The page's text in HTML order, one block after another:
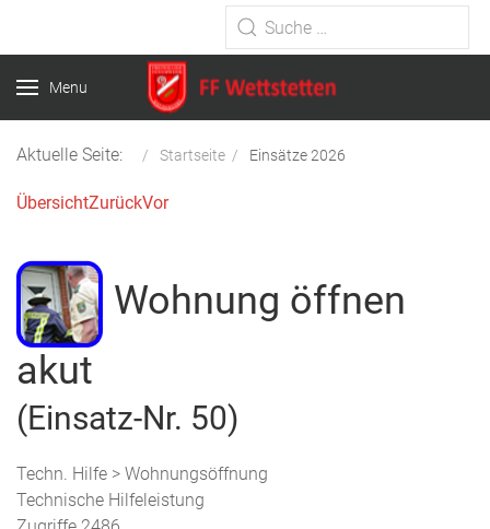
Type 2 or more characters for
results.
Menu
Aktuelle Seite: Startseite Einsätze 2026
ÜbersichtZurückVor
Wohnung öffnen
akut
(Einsatz-Nr. 50)
Techn. Hilfe > Wohnungsöffnung
Technische Hilfeleistung